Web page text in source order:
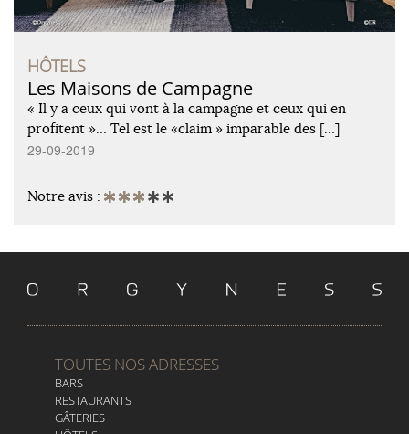
HÔTELS
Les Maisons de Campagne
« Il y a ceux qui vont à la campagne et ceux qui en
profitent »… Tel est le «claim » imparable des […]
29-09-2019
Notre avis :
TOUTES NOS ADRESSES
BARS
RESTAURANTS
GÂTERIES